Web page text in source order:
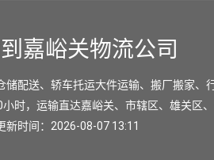
嘉峪关物流公司
配送、轿车托运大件运输、搬厂搬家、
时，运输直达嘉峪关、 市辖区、 雄关区、
新时间：2026-08-07 13:11